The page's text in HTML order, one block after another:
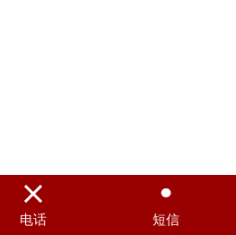

电话

短信